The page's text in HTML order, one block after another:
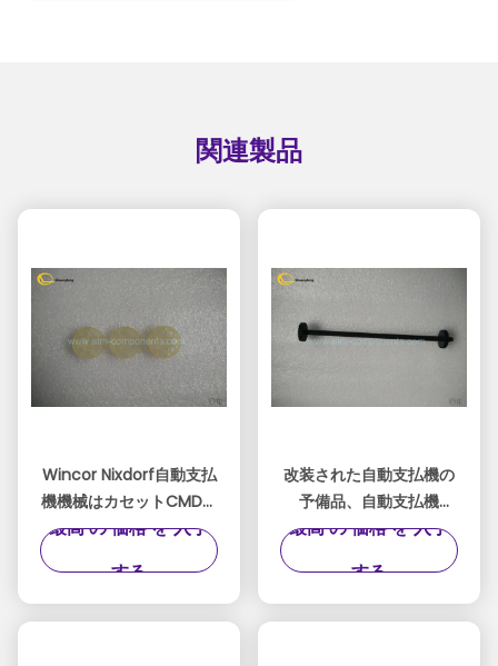
関連製品
Wincor Nixdorf自動支払
機機械はカセットCMD表
示器の区分1750056651 -
最高 の 価格 を 入手
する
改装された自動支払機の
予備品、自動支払機
1750056651 - 12 P/Nの
最高 の 価格 を 入手
する